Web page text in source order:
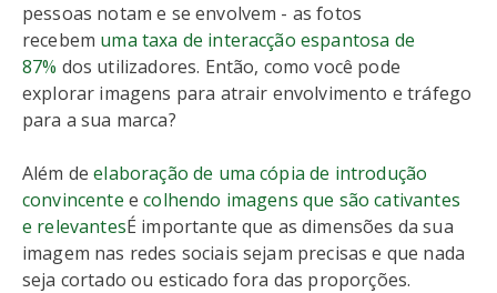
pessoas notam e se envolvem - as fotos
recebem uma taxa de interacção espantosa de
87% dos utilizadores. Então, como você pode
explorar imagens para atrair envolvimento e tráfego
para a sua marca?
Além deelaboração de uma cópia de introdução
convincente ecolhendo imagens que são cativantes
e relevantesÉ importante que as dimensões da sua
imagem nas redes sociais sejam precisas e que nada
seja cortado ou esticado fora das proporções.